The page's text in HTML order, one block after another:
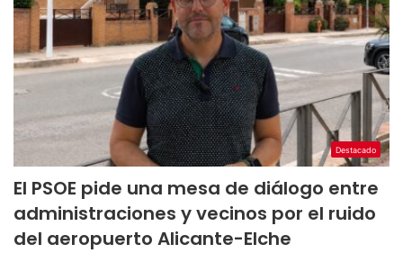
Destacado
El PSOE pide una mesa de diálogo entre
administraciones y vecinos por el ruido
del aeropuerto Alicante-Elche